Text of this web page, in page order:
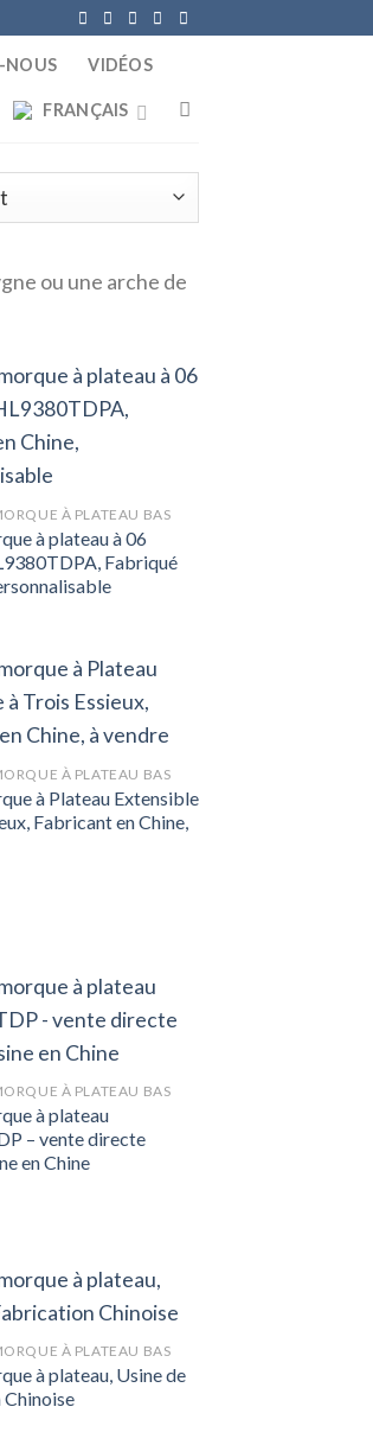
NOUS VIDÉOS
FRANÇAIS
ou une arche de
À PLATEAU BAS
à plateau à 06
Fabriqué
À PLATEAU BAS
à Plateau Extensible
Fabricant en Chine,
À PLATEAU BAS
à plateau
– vente directe
en Chine
À PLATEAU BAS
à plateau, Usine de